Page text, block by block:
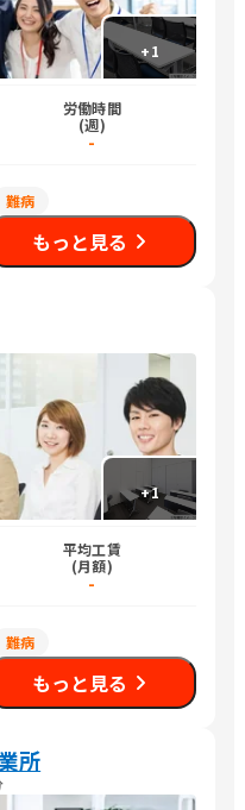
+1
労働時間
(週)
-
難病
もっと見る
+1
平均工賃
(月額)
-
難病
もっと見る
所